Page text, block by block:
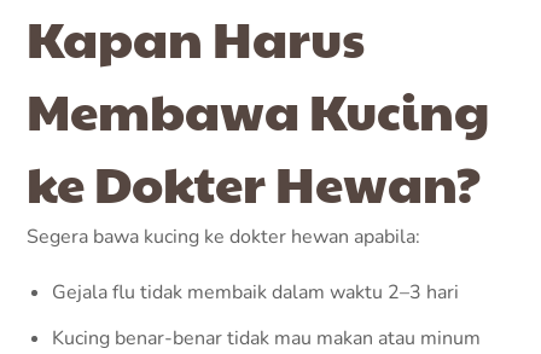
Kapan Harus
Membawa Kucing
ke Dokter Hewan?
Segera bawa kucing ke dokter hewan apabila:
Gejala flu tidak membaik dalam waktu 2–3 hari
Kucing benar-benar tidak mau makan atau minum